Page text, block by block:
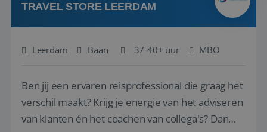
TRAVEL STORE LEERDAM
Leerdam Baan 37-40+ uur MBO
Ben jij een ervaren reisprofessional die graag het
verschil maakt? Krijg je energie van het adviseren
van klanten én het coachen van collega's? Dan